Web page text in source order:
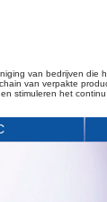
van bedrijven die
van verpakte
stimuleren het